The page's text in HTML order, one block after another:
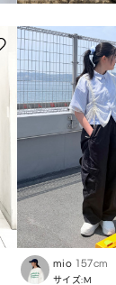
mio 157cm
サイズ:M